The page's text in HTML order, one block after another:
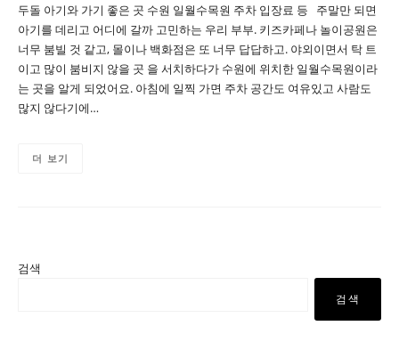
두돌 아기와 가기 좋은 곳 수원 일월수목원 주차 입장료 등 주말만 되면
아기를 데리고 어디에 갈까 고민하는 우리 부부. 키즈카페나 놀이공원은
너무 붐빌 것 같고, 몰이나 백화점은 또 너무 답답하고. 야외이면서 탁 트
이고 많이 붐비지 않을 곳 을 서치하다가 수원에 위치한 일월수목원이라
는 곳을 알게 되었어요. 아침에 일찍 가면 주차 공간도 여유있고 사람도
많지 않다기에…
더 보기
검색
검색